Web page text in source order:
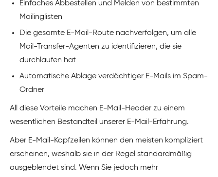
Einfaches Abbestellen und Melden von bestimmten
Mailinglisten
Die gesamte E-Mail-Route nachverfolgen, um alle
Mail-Transfer-Agenten zu identifizieren, die sie
durchlaufen hat
Automatische Ablage verdächtiger E-Mails im Spam-
Ordner
All diese Vorteile machen E-Mail-Header zu einem
wesentlichen Bestandteil unserer E-Mail-Erfahrung.
Aber E-Mail-Kopfzeilen können den meisten kompliziert
erscheinen, weshalb sie in der Regel standardmäßig
ausgeblendet sind. Wenn Sie jedoch mehr